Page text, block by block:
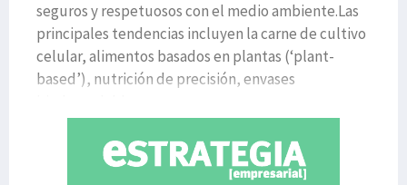
seguros y respetuosos con el medio ambiente.Las
principales tendencias incluyen la carne de cultivo
celular, alimentos basados ​​en plantas (‘plant-
based’), nutrición de precisión, envases